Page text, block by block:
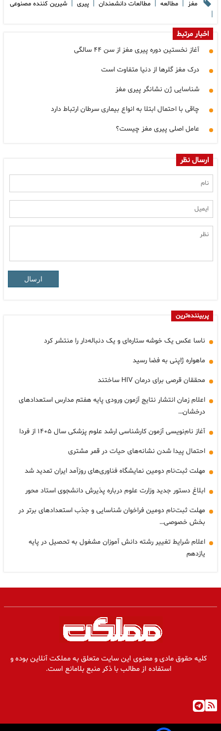
مغز | مطالعه | مطالعات دانشمندان | پیری | شیرین کننده مصنوعی
|
اخبار مرتبط
آغاز نخستین دوره پیری مغز از سن ۴۴ سالگی
درک مغز گلرها از دنیا متفاوت است
شناسایی ژن نشانگر پیری مغز
چاقی با احتمال ابتلا به انواع بیماری سرطان ارتباط دارد
عامل اصلی پیری مغز چیست؟
ارسال نظر
ارسال
پربیننده‌ترین
ناسا عکس یک خوشه ستاره‌ای و یک دنباله‌دار را منتشر کرد
ماهواره ژاپنی به فضا رسید
محققان قرصی برای درمان HIV ساختند
اعلام زمان انتشار نتایج آزمون ورودی پایه هفتم مدارس استعدادهای
درخشان…
آغاز نام‌نویسی آزمون کارشناسی ارشد علوم پزشکی سال ۱۴۰۵ از فردا
احتمال پیدا شدن نشانه‌های حیات در قمر مشتری
مهلت ثبت‌نام دومین نمایشگاه فناوری‌های روزآمد ایران تمدید شد
ابلاغ دستور جدید وزارت علوم درباره پذیرش دانشجوی استاد محور
مهلت ثبت‌نام دومین فراخوان شناسایی و جذب استعدادهای برتر در
بخش خصوصی…
اعلام شرایط تغییر رشته دانش آموزان مشغول به تحصیل در پایه
یازدهم
کلیه حقوق مادی و معنوی این سایت متعلق به مملکت آنلاین بوده و
استفاده از مطالب با ذکر منبع بلامانع است.